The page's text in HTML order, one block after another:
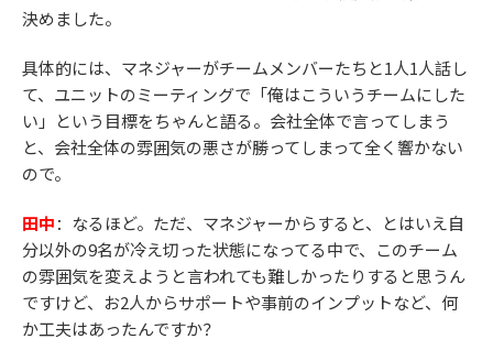
決めました。
具体的には、マネジャーがチームメンバーたちと1人1人話し
て、ユニットのミーティングで「俺はこういうチームにした
い」という目標をちゃんと語る。会社全体で言ってしまう
と、会社全体の雰囲気の悪さが勝ってしまって全く響かない
ので。
田中：なるほど。ただ、マネジャーからすると、とはいえ自
分以外の9名が冷え切った状態になってる中で、このチーム
の雰囲気を変えようと言われても難しかったりすると思うん
ですけど、お2人からサポートや事前のインプットなど、何
か工夫はあったんですか？